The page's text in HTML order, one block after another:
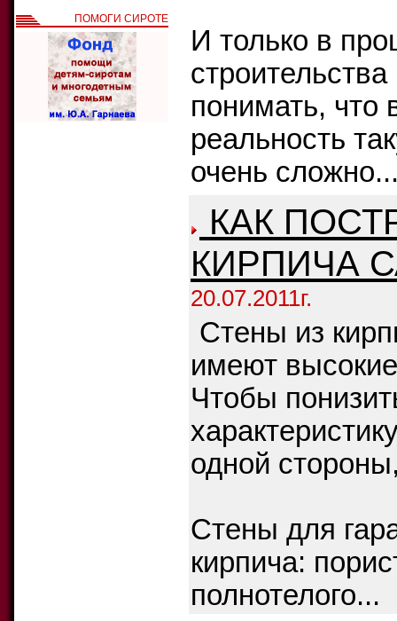
И только в
понимать, что
реальность
очень
КАК
КИРПИЧА
20.07.2011г.
Стены из
имеют
Чтобы
одной
Стены для
кирпича:
полнотелого...
ПОМОГИ СИРОТЕ